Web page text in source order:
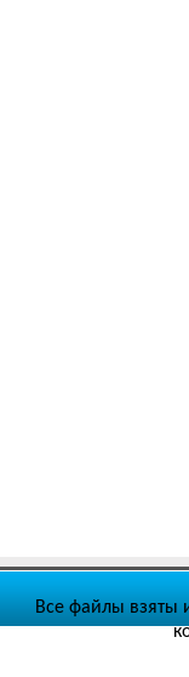
Все файлы взяты